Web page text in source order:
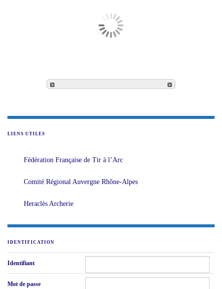
LIENS UTILES
Fédération Française de Tir à l’Arc
Comité Régional Auvergne Rhône-Alpes
Heraclès Archerie
IDENTIFICATION
Identifiant
Mot de passe